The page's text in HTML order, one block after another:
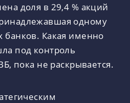
доля в 29,4 % акций
одному
банков. Какая именно
под контроль
пока не раскрывается.